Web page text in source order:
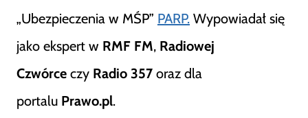
„Ubezpieczenia w MŚP” PARP. Wypowiadał się
jako ekspert w RMF FM, Radiowej
Czwórce czy Radio 357 oraz dla
portalu Prawo.pl.